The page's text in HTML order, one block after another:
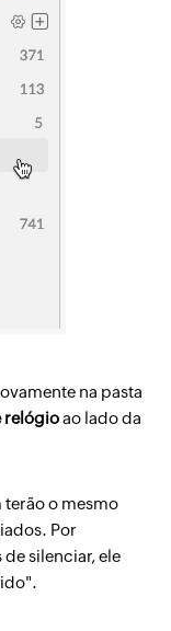
na pasta
relógioao lado da
terão o mesmo
Por
de silenciar, ele